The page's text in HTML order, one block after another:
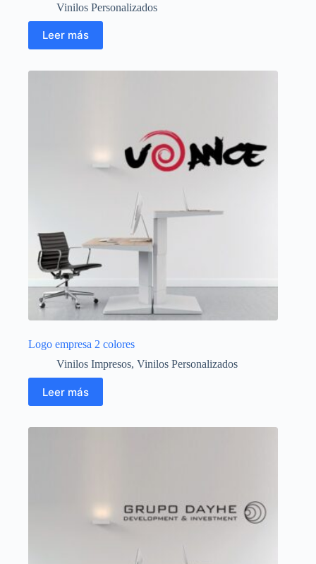
Vinilos Personalizados
Leer más
Logo empresa 2 colores
Vinilos Impresos, Vinilos Personalizados
Leer más